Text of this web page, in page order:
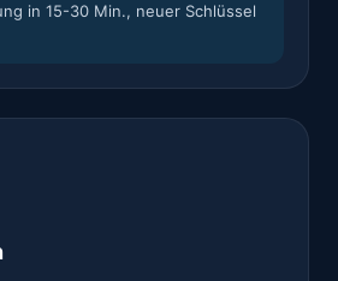
in 15-30 Min., neuer Schlüssel